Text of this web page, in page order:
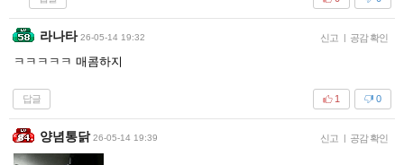
라나타 26-05-14 19:32 신고 | 공감 확인
ㅋㅋㅋㅋㅋ 매콤하지
답글 0
1
양념통닭 26-05-14 19:39 신고 | 공감 확인